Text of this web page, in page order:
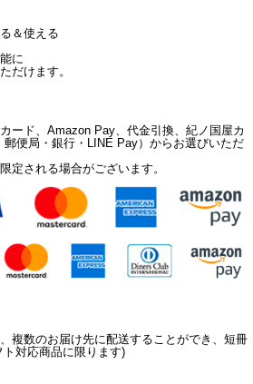
＆使える
に
だけます。
ード、Amazon Pay、代金引換、紀ノ国屋カ
便局・銀行・LINE Pay）からお選びいただ
定される場合がございます。
複数のお届け先に配送することができ、短冊
対応商品に限ります)